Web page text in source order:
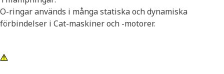
O-ringar används i många statiska och dynamiska
förbindelser i Cat-maskiner och -motorer.